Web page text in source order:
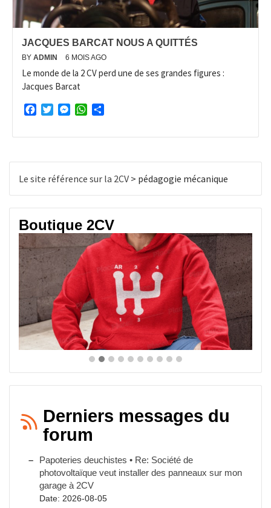
JACQUES BARCAT NOUS A QUITTÉS
BY ADMIN 6 MOIS AGO
Le monde de la 2 CV perd une de ses grandes figures :
Jacques Barcat
FacebookTwitterMessengerWhatsApp
Le site référence sur la 2CV > pédagogie mécanique
Boutique 2CV
Derniers messages du
forum
Papoteries deuchistes • Re: Société de
photovoltaïque veut installer des panneaux sur mon
garage à 2CV
Date: 2026-08-05